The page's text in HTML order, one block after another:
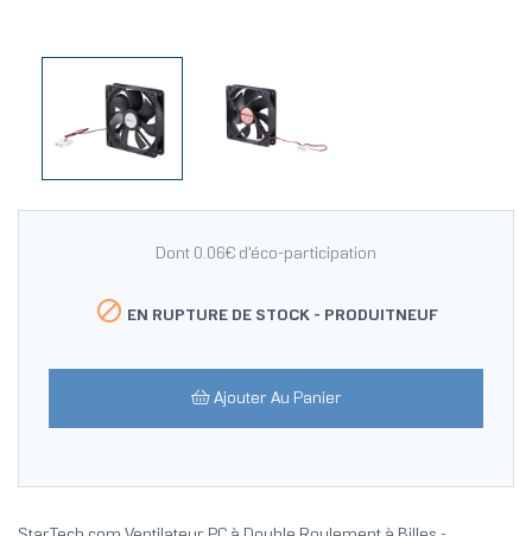
Dont 0.06€ d'éco-participation
 EN RUPTURE DE STOCK - PRODUITNEUF
Ajouter Au Panier